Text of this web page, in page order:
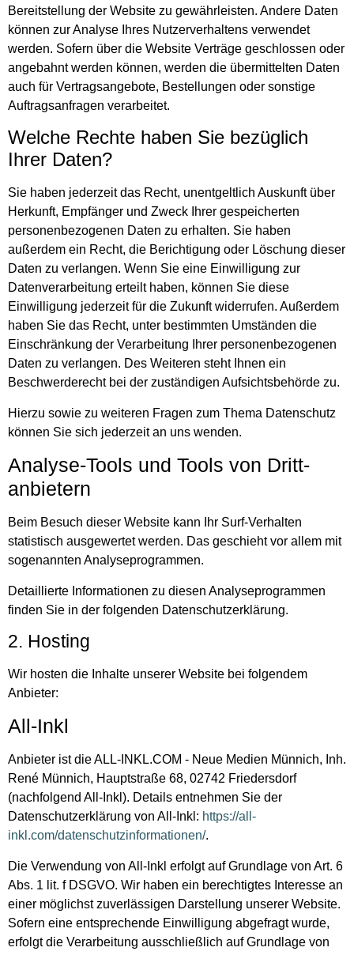
Bereitstellung der Website zu gewährleisten. Andere Daten
können zur Analyse Ihres Nutzerverhaltens verwendet
werden. Sofern über die Website Verträge geschlossen oder
angebahnt werden können, werden die übermittelten Daten
auch für Vertragsangebote, Bestellungen oder sonstige
Auftragsanfragen verarbeitet.
Welche Rechte haben Sie bezüglich
Ihrer Daten?
Sie haben jederzeit das Recht, unentgeltlich Auskunft über
Herkunft, Empfänger und Zweck Ihrer gespeicherten
personenbezogenen Daten zu erhalten. Sie haben
außerdem ein Recht, die Berichtigung oder Löschung dieser
Daten zu verlangen. Wenn Sie eine Einwilligung zur
Datenverarbeitung erteilt haben, können Sie diese
Einwilligung jederzeit für die Zukunft widerrufen. Außerdem
haben Sie das Recht, unter bestimmten Umständen die
Einschränkung der Verarbeitung Ihrer personenbezogenen
Daten zu verlangen. Des Weiteren steht Ihnen ein
Beschwerderecht bei der zuständigen Aufsichtsbehörde zu.
Hierzu sowie zu weiteren Fragen zum Thema Datenschutz
können Sie sich jederzeit an uns wenden.
Analyse-Tools und Tools von Dritt­
anbietern
Beim Besuch dieser Website kann Ihr Surf-Verhalten
statistisch ausgewertet werden. Das geschieht vor allem mit
sogenannten Analyseprogrammen.
Detaillierte Informationen zu diesen Analyseprogrammen
finden Sie in der folgenden Datenschutzerklärung.
2. Hosting
Wir hosten die Inhalte unserer Website bei folgendem
Anbieter:
All-Inkl
Anbieter ist die ALL-INKL.COM - Neue Medien Münnich, Inh.
René Münnich, Hauptstraße 68, 02742 Friedersdorf
(nachfolgend All-Inkl). Details entnehmen Sie der
Datenschutzerklärung von All-Inkl: https://all-
inkl.com/datenschutzinformationen/.
Die Verwendung von All-Inkl erfolgt auf Grundlage von Art. 6
Abs. 1 lit. f DSGVO. Wir haben ein berechtigtes Interesse an
einer möglichst zuverlässigen Darstellung unserer Website.
Sofern eine entsprechende Einwilligung abgefragt wurde,
erfolgt die Verarbeitung ausschließlich auf Grundlage von